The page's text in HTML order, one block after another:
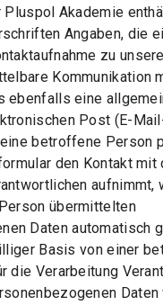
Akademie
Angaben, die
zu
Kommunikation
ebenfalls eine
Post (E-
betroffene Person
den Kontakt mit
aufnimmt,
übermittelten
Daten automatisch
Basis von einer
die Verarbeitung
Daten